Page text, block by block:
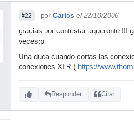
#22 por Carlos el 22/10/2006
gracias por contestar aqueronte !!!
veces:p.
Una duda cuando cortas las
conexiones XLR ( https://
Responder Citar